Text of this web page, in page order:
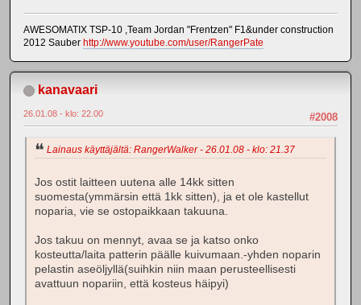
AWESOMATIX TSP-10 ,Team Jordan "Frentzen" F1&under construction
2012 Sauber http://www.youtube.com/user/RangerPate
kanavaari
#2008
26.01.08 - klo: 22.00
Lainaus käyttäjältä: RangerWalker - 26.01.08 - klo: 21.37
Jos ostit laitteen uutena alle 14kk sitten
suomesta(ymmärsin että 1kk sitten), ja et ole kastellut
noparia, vie se ostopaikkaan takuuna.
Jos takuu on mennyt, avaa se ja katso onko
kosteutta/laita patterin päälle kuivumaan.-yhden noparin
pelastin aseöljyllä(suihkin niin maan perusteellisesti
avattuun nopariin, että kosteus häipyi)